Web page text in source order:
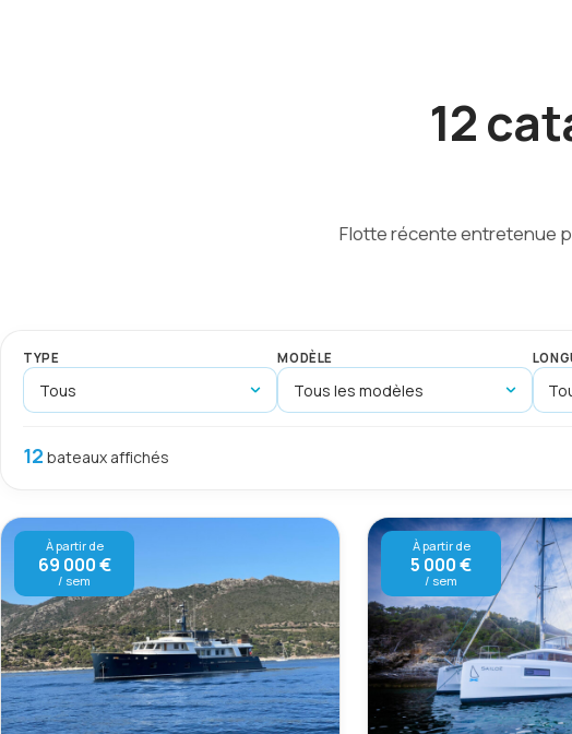
12
Flotte récente entretenue
TYPE MODÈLE
12 bateaux affichés
À partir de
69 000 €
/ sem
À partir de
5 000 €
/ sem